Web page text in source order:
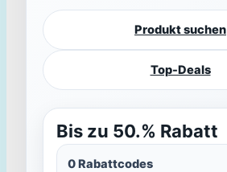
Produkt suchen
Top-Deals
Bis zu 50.% Rabatt
0 Rabattcodes